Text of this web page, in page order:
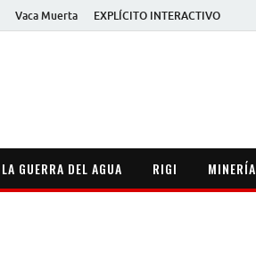
Vaca Muerta EXPLÍCITO INTERACTIVO
LA GUERRA DEL AGUA RIGI MINERÍA